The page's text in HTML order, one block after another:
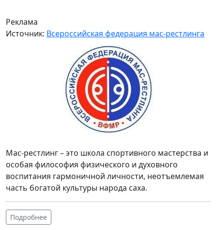
Реклама
Источник: Всероссийская федерация мас-рестлинга
Мас-рестлинг – это школа спортивного мастерства и
особая философия физического и духовного
воспитания гармоничной личности, неотъемлемая
часть богатой культуры народа саха.
Подробнее